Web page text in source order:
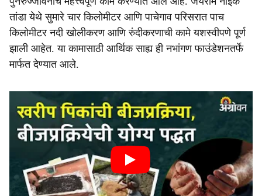
तांडा येथे सुमारे चार किलोमीटर आणि पाचेगाव परिसरात पाच
किलोमीटर नदी खोलीकरण आणि रुंदीकरणाची कामे यशस्वीपणे पूर्ण
झाली आहेत. या कामासाठी आर्थिक साह्य ही नभांगण फाउंडेशनतर्फे
मार्फत देण्यात आले.